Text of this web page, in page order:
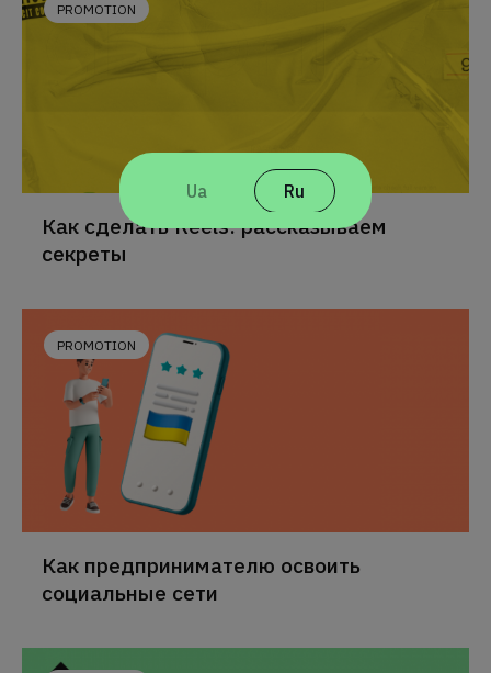
Ua Ru
PROMOTION
Как сделать Reels: рассказываем
секреты
PROMOTION
Как предпринимателю освоить
социальные сети